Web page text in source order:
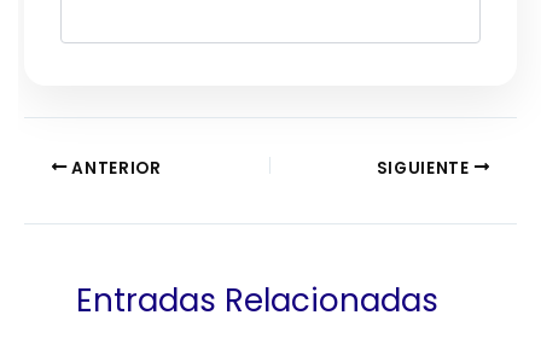
ANTERIOR SIGUIENTE
Entradas Relacionadas